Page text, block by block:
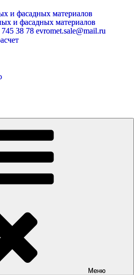
и фасадных материалов
38 78 evromet.sale@mail.ru
Меню